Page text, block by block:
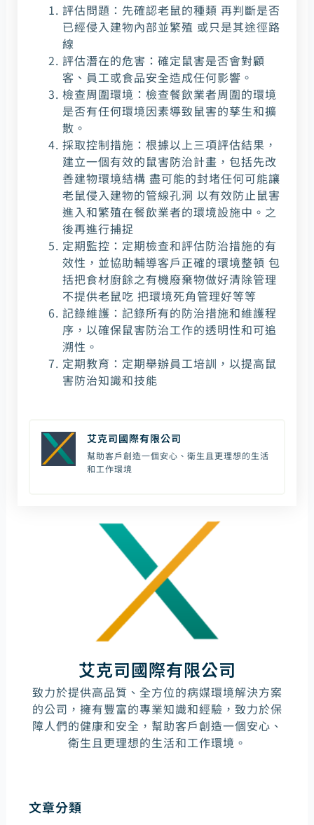
評估問題：先確認老鼠的種類 再判斷是否
已經侵入建物內部並繁殖 或只是其途徑路
線
評估潛在的危害：確定鼠害是否會對顧
客、員工或食品安全造成任何影響。
檢查周圍環境：檢查餐飲業者周圍的環境
是否有任何環境因素導致鼠害的孳生和擴
散。
採取控制措施：根據以上三項評估結果，
建立一個有效的鼠害防治計畫，包括先改
善建物環境結構 盡可能的封堵任何可能讓
老鼠侵入建物的管線孔洞 以有效防止鼠害
進入和繁殖在餐飲業者的環境設施中。之
後再進行捕捉
定期監控：定期檢查和評估防治措施的有
效性，並協助輔導客戶正確的環境整頓 包
括把食材廚餘之有機廢棄物做好清除管理
不提供老鼠吃 把環境死角管理好等等
記錄維護：記錄所有的防治措施和維護程
序，以確保鼠害防治工作的透明性和可追
溯性。
定期教育：定期舉辦員工培訓，以提高鼠
害防治知識和技能
艾克司國際有限公司
幫助客戶創造一個安心、衛生且更理想的生活
和工作環境
艾克司國際有限公司
致力於提供高品質、全方位的病媒環境解決方案
的公司，擁有豐富的專業知識和經驗，致力於保
障人們的健康和安全，幫助客戶創造一個安心、
衛生且更理想的生活和工作環境。
文章分類